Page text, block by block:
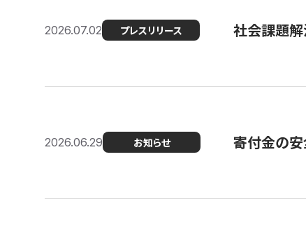
2026.07.02 プレスリリース 社会課題解
2026.06.29 お知らせ 寄付金の